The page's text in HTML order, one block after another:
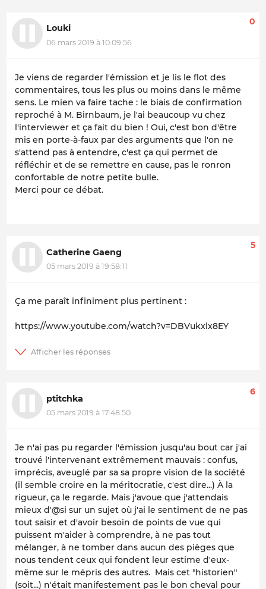
Louki
06 mars 2019 à 10:09:56
0
Je viens de regarder l'émission et je lis le flot des
commentaires, tous les plus ou moins dans le même
sens. Le mien va faire tache : le biais de confirmation
reproché à M. Birnbaum, je l'ai beaucoup vu chez
l'interviewer et ça fait du bien ! Oui, c'est bon d'être
mis en porte-à-faux par des arguments que l'on ne
s'attend pas à entendre, c'est ça qui permet de
réfléchir et de se remettre en cause, pas le ronron
confortable de notre petite bulle.
Merci pour ce débat.
Catherine Gaeng
05 mars 2019 à 19:58:11
5
Ça me paraît infiniment plus pertinent :
https://www.youtube.com/watch?v=DBVukxlx8EY
ptitchka
05 mars 2019 à 17:48:50
6
Je n'ai pas pu regarder l'émission jusqu'au bout car j'ai
trouvé l'intervenant extrêmement mauvais : confus,
imprécis, aveuglé par sa sa propre vision de la société
(il semble croire en la méritocratie, c'est dire...) À la
rigueur, ça le regarde. Mais j'avoue que j'attendais
mieux d'@si sur un sujet où j'ai le sentiment de ne pas
tout saisir et d'avoir besoin de points de vue qui
puissent m'aider à comprendre, à ne pas tout
mélanger, à ne tomber dans aucun des pièges que
nous tendent ceux qui fondent leur estime d'eux-
même sur le mépris des autres. Mais cet "historien"
(soit...) n'était manifestement pas le bon cheval pour